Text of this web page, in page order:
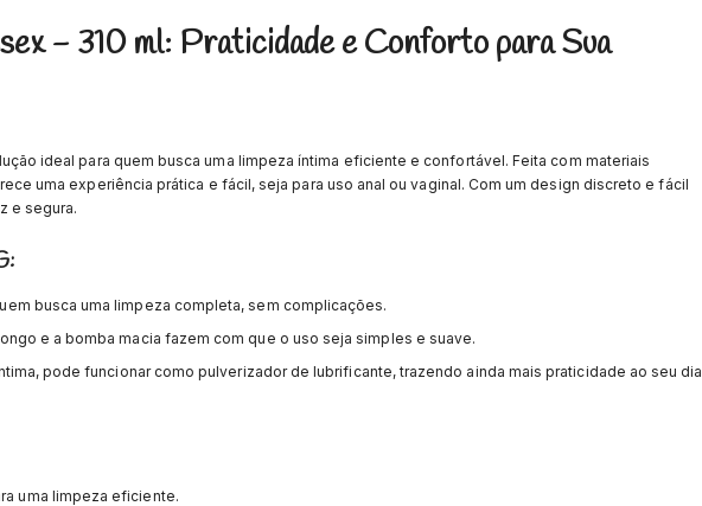
- 310 ml: Praticidade e Conforto para Sua
ideal para quem busca uma limpeza íntima eficiente e confortável. Feita com materiais
uma experiência prática e fácil, seja para uso anal ou vaginal. Com um design discreto e fácil
e segura.
busca uma limpeza completa, sem complicações.
e a bomba macia fazem com que o uso seja simples e suave.
pode funcionar como pulverizador de lubrificante, trazendo ainda mais praticidade ao seu dia
uma limpeza eficiente.